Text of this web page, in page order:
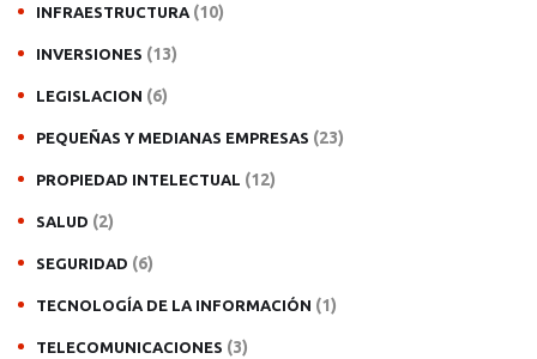
INFRAESTRUCTURA (10)
INVERSIONES (13)
LEGISLACION (6)
PEQUEÑAS Y MEDIANAS EMPRESAS (23)
PROPIEDAD INTELECTUAL (12)
SALUD (2)
SEGURIDAD (6)
TECNOLOGÍA DE LA INFORMACIÓN (1)
TELECOMUNICACIONES (3)